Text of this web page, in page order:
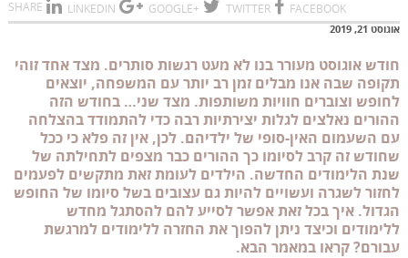
SHARE LINKEDIN +GOOGLE TWITTER FACEBOOK
אוגוסט 21, 2019
חודש אוגוסט מעורר בנו לא מעט רגשות סותרים. מצד אחד זוהי
תקופה שבה אנו מבלים זמן רב יותר עם המשפחה, יוצאים
לחופש וצוברים חוויות משותפות. מצד שני… בחודש הזה
ההורים נאלצים לגלות יצירתיות רבה כדי להתמודד בהצלחה
עם השעמום האין-סופי של ילדיהם. לכן, אין זה פלא כי ככל
שחודש זה קרב לסיומו כך ההורים כבר מצפים לתחילתה של
שנת הלימודים החדשה. הילדים לעומת זאת מתקשים לפעמים
לחזור לשגרה ועשויים להיות גם עצובים בשל סיומו של החופש
הגדול. איך בכל זאת אפשר לסייע להם להסתגל מחדש
ללימודים וכיצד ניתן להפוך את החזרה ללימודים למרגשת
עבורם? קראו במאמר הבא.